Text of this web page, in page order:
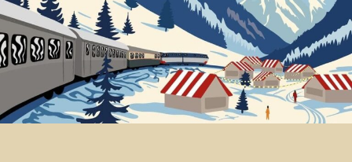
Mercatini
di
Natale